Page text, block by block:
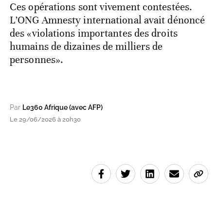
Ces opérations sont vivement contestées.
L’ONG Amnesty international avait dénoncé
des «violations importantes des droits
humains de dizaines de milliers de
personnes».
Par Le360 Afrique (avec AFP)
Le 29/06/2026 à 20h30